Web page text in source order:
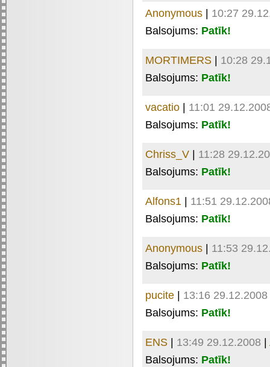
Anonymous | 10:27
Balsojums: Patīk!
MORTIMERS | 10:28
Balsojums: Patīk!
vacatio | 11:01
Balsojums: Patīk!
Chriss_V | 11:28
Balsojums: Patīk!
Alfons1 | 11:51
Balsojums: Patīk!
Anonymous | 11:53
Balsojums: Patīk!
pucite | 13:16 29.12.2008
Balsojums: Patīk!
ENS | 13:49 29.12.2008 |
Balsojums: Patīk!